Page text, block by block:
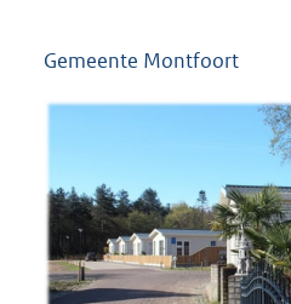
Gemeente Montfoort